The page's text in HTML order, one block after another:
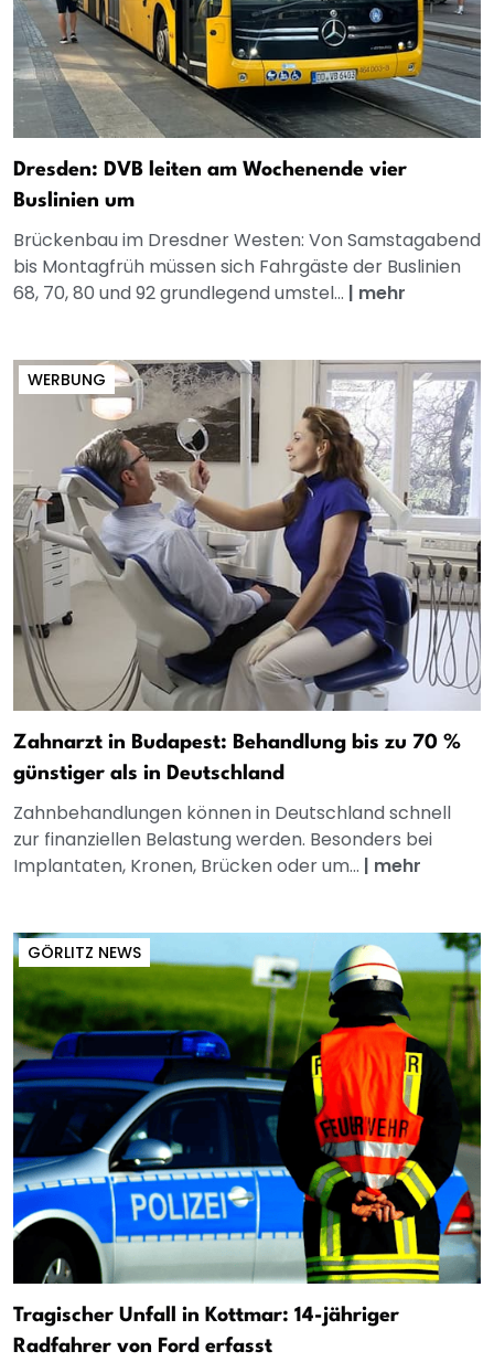
Dresden: DVB leiten am Wochenende vier
Buslinien um
Brückenbau im Dresdner Westen: Von Samstagabend
bis Montagfrüh müssen sich Fahrgäste der Buslinien
68, 70, 80 und 92 grundlegend umstel... | mehr
WERBUNG
Zahnarzt in Budapest: Behandlung bis zu 70 %
günstiger als in Deutschland
Zahnbehandlungen können in Deutschland schnell
zur finanziellen Belastung werden. Besonders bei
Implantaten, Kronen, Brücken oder um... | mehr
GÖRLITZ NEWS
Tragischer Unfall in Kottmar: 14-jähriger
Radfahrer von Ford erfasst